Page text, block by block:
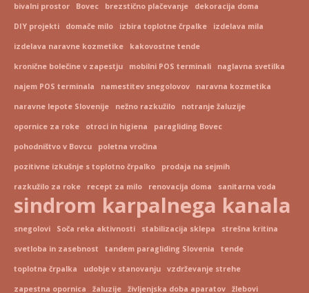
bivalni prostor Bovec brezstično plačevanje dekoracija doma
DIY projekti domače milo izbira toplotne črpalke izdelava mila
izdelava naravne kozmetike kakovostne tende
kronične bolečine v zapestju mobilni POS terminali naglavna svetilka
najem POS terminala namestitev snegolovov naravna kozmetika
naravne lepote Slovenije nežno razkužilo notranje žaluzije
opornice za roke otroci in higiena paragliding Bovec
pohodništvo v Bovcu poletna vročina
pozitivne izkušnje s toplotno črpalko prodaja na sejmih
razkužilo za roke recept za milo renovacija doma sanitarna voda
sindrom karpalnega kanala
snegolovi Soča reka aktivnosti stabilizacija sklepa strešna kritina
svetloba in zasebnost tandem paragliding Slovenia tende
toplotna črpalka udobje v stanovanju vzdrževanje strehe
zapestna opornica žaluzije življenjska doba aparatov žlebovi